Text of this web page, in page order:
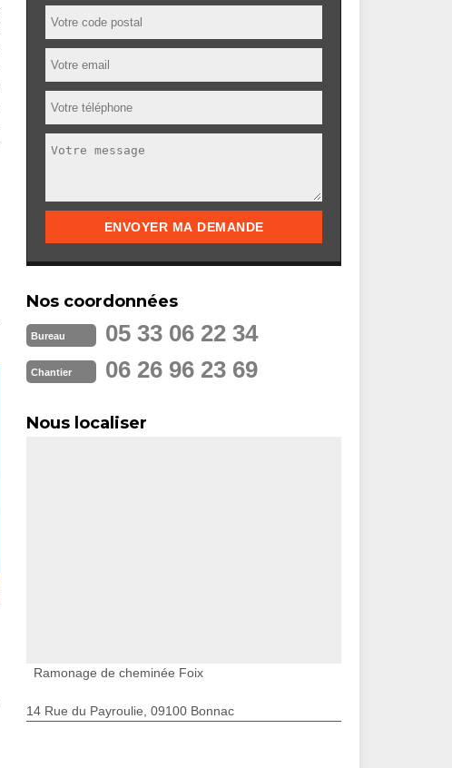
Nos coordonnées
Bureau 05 33 06 22 34
Chantier 06 26 96 23 69
Nous localiser
Ramonage de cheminée Foix
14 Rue du Payroulie, 09100 Bonnac